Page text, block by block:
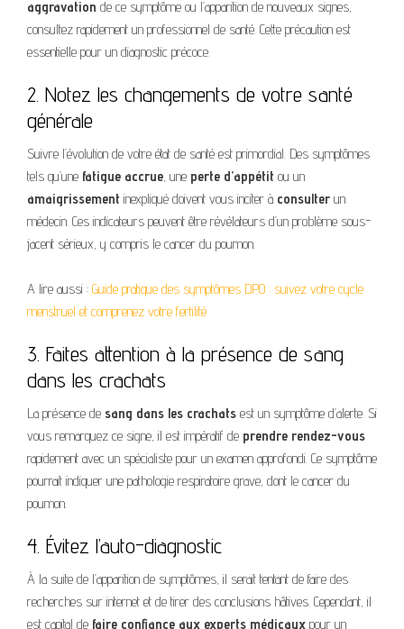
aggravation de ce symptôme ou l’apparition de nouveaux signes,
consultez rapidement un professionnel de santé. Cette précaution est
essentielle pour un diagnostic précoce.
2. Notez les changements de votre santé
générale
Suivre l’évolution de votre état de santé est primordial. Des symptômes
tels qu’une fatigue accrue, une perte d’appétit ou un
amaigrissement inexpliqué doivent vous inciter à consulter un
médecin. Ces indicateurs peuvent être révélateurs d’un problème sous-
jacent sérieux, y compris le cancer du poumon.
A lire aussi : Guide pratique des symptômes DPO : suivez votre cycle
menstruel et comprenez votre fertilité
3. Faites attention à la présence de sang
dans les crachats
La présence de sang dans les crachats est un symptôme d’alerte. Si
vous remarquez ce signe, il est impératif de prendre rendez-vous
rapidement avec un spécialiste pour un examen approfondi. Ce symptôme
pourrait indiquer une pathologie respiratoire grave, dont le cancer du
poumon.
4. Évitez l’auto-diagnostic
À la suite de l’apparition de symptômes, il serait tentant de faire des
recherches sur internet et de tirer des conclusions hâtives. Cependant, il
est capital de faire confiance aux experts médicaux pour un